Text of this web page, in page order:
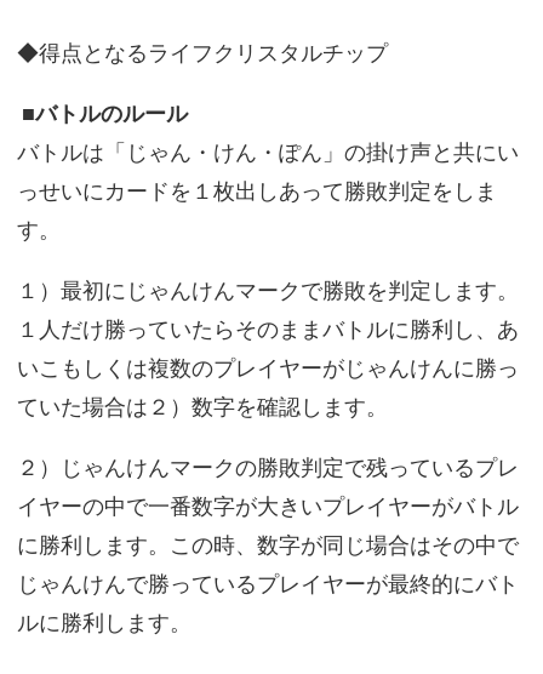
◆得点となるライフクリスタルチップ
■バトルのルール
バトルは「じゃん・けん・ぽん」の掛け声と共にい
っせいにカードを１枚出しあって勝敗判定をしま
す。
１）最初にじゃんけんマークで勝敗を判定します。
１人だけ勝っていたらそのままバトルに勝利し、あ
いこもしくは複数のプレイヤーがじゃんけんに勝っ
ていた場合は２）数字を確認します。
２）じゃんけんマークの勝敗判定で残っているプレ
イヤーの中で一番数字が大きいプレイヤーがバトル
に勝利します。この時、数字が同じ場合はその中で
じゃんけんで勝っているプレイヤーが最終的にバト
ルに勝利します。